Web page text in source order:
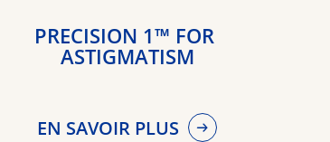
PRECISION 1™ FOR
ASTIGMATISM
EN SAVOIR PLUS